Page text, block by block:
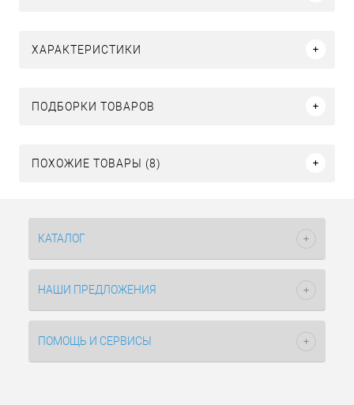
ХАРАКТЕРИСТИКИ
ПОДБОРКИ ТОВАРОВ
ПОХОЖИЕ ТОВАРЫ (8)
КАТАЛОГ
НАШИ ПРЕДЛОЖЕНИЯ
ПОМОЩЬ И СЕРВИСЫ